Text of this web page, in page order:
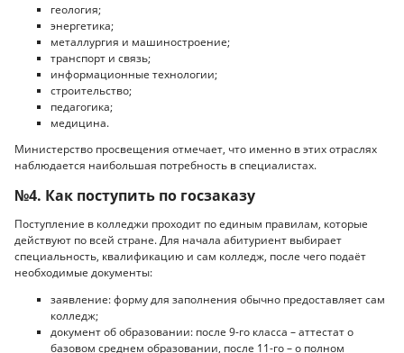
геология;
энергетика;
металлургия и машиностроение;
транспорт и связь;
информационные технологии;
строительство;
педагогика;
медицина.
Министерство просвещения отмечает, что именно в этих отраслях
наблюдается наибольшая потребность в специалистах.
№4. Как поступить по госзаказу
Поступление в колледжи проходит по единым правилам, которые
действуют по всей стране. Для начала абитуриент выбирает
специальность, квалификацию и сам колледж, после чего подаёт
необходимые документы:
заявление: форму для заполнения обычно предоставляет сам
колледж;
документ об образовании: после 9-го класса – аттестат о
базовом среднем образовании, после 11-го – о полном